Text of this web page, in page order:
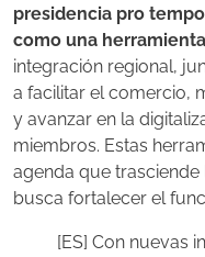
presidencia pro
como una
integración regional,
a facilitar el comercio,
y avanzar en la
miembros. Estas
agenda que
busca fortalecer el
[ES] Con nuevas